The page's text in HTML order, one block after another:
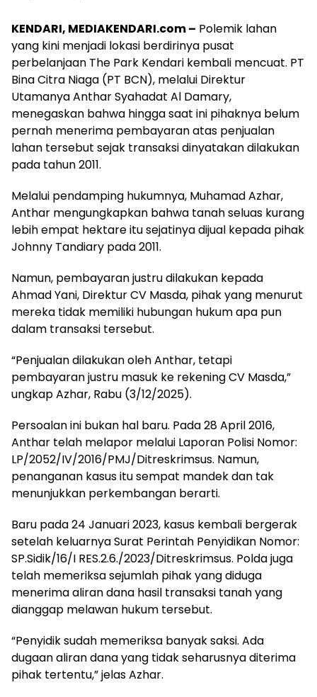
KENDARI, MEDIAKENDARI.com – Polemik lahan
yang kini menjadi lokasi berdirinya pusat
perbelanjaan The Park Kendari kembali mencuat. PT
Bina Citra Niaga (PT BCN), melalui Direktur
Utamanya Anthar Syahadat Al Damary,
menegaskan bahwa hingga saat ini pihaknya belum
pernah menerima pembayaran atas penjualan
lahan tersebut sejak transaksi dinyatakan dilakukan
pada tahun 2011.
Melalui pendamping hukumnya, Muhamad Azhar,
Anthar mengungkapkan bahwa tanah seluas kurang
lebih empat hektare itu sejatinya dijual kepada pihak
Johnny Tandiary pada 2011.
Namun, pembayaran justru dilakukan kepada
Ahmad Yani, Direktur CV Masda, pihak yang menurut
mereka tidak memiliki hubungan hukum apa pun
dalam transaksi tersebut.
“Penjualan dilakukan oleh Anthar, tetapi
pembayaran justru masuk ke rekening CV Masda,”
ungkap Azhar, Rabu (3/12/2025).
Persoalan ini bukan hal baru. Pada 28 April 2016,
Anthar telah melapor melalui Laporan Polisi Nomor:
LP/2052/IV/2016/PMJ/Ditreskrimsus. Namun,
penanganan kasus itu sempat mandek dan tak
menunjukkan perkembangan berarti.
Baru pada 24 Januari 2023, kasus kembali bergerak
setelah keluarnya Surat Perintah Penyidikan Nomor:
SP.Sidik/16/I RES.2.6./2023/Ditreskrimsus. Polda juga
telah memeriksa sejumlah pihak yang diduga
menerima aliran dana hasil transaksi tanah yang
dianggap melawan hukum tersebut.
“Penyidik sudah memeriksa banyak saksi. Ada
dugaan aliran dana yang tidak seharusnya diterima
pihak tertentu,” jelas Azhar.